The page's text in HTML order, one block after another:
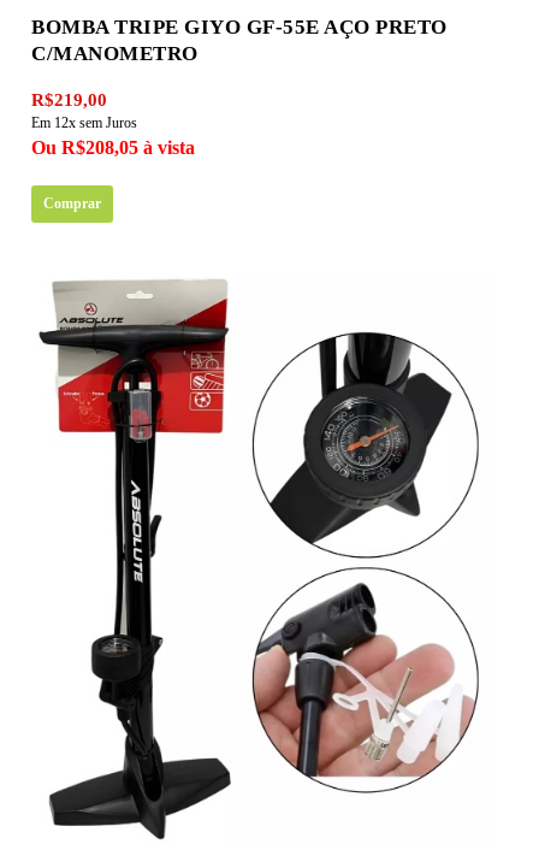
BOMBA TRIPE GIYO GF-55E AÇO PRETO
C/MANOMETRO
R$219,00
Em 12x sem Juros
Ou R$208,05 à vista
Comprar